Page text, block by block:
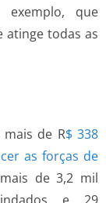
exemplo, que
atinge todas as
de R$ 338
as forças de
de 3,2 mil